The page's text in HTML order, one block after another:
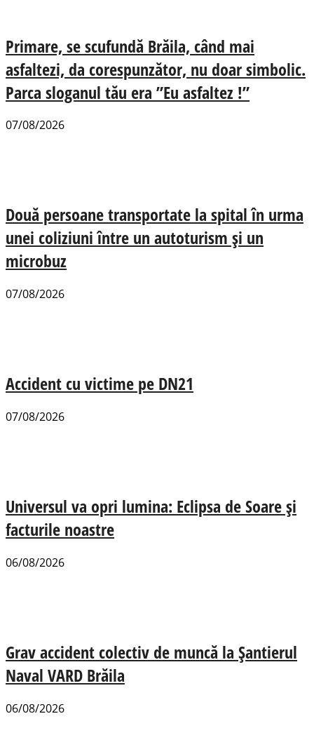
Primare, se scufundă Brăila, când mai
asfaltezi, da corespunzător, nu doar simbolic.
Parca sloganul tău era ”Eu asfaltez !”
07/08/2026
Două persoane transportate la spital în urma
unei coliziuni între un autoturism și un
microbuz
07/08/2026
Accident cu victime pe DN21
07/08/2026
Universul va opri lumina: Eclipsa de Soare și
facturile noastre
06/08/2026
Grav accident colectiv de muncă la Șantierul
Naval VARD Brăila
06/08/2026